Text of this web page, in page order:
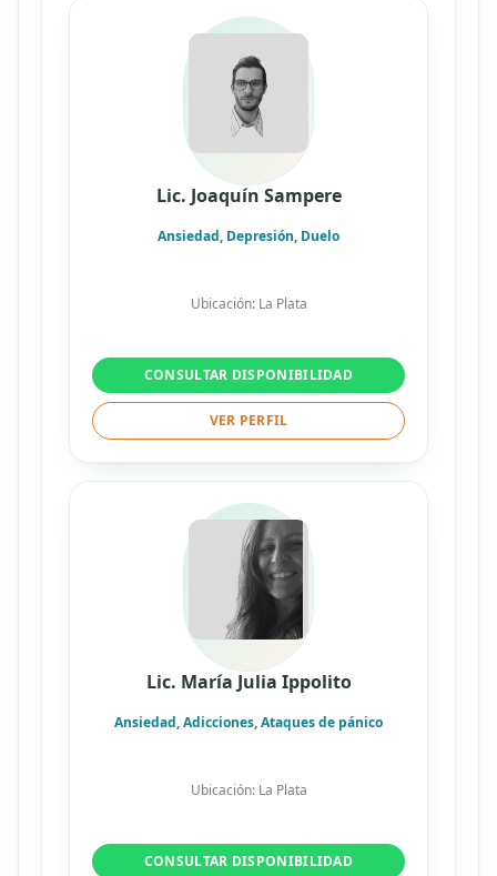
Lic. Joaquín Sampere
Ansiedad, Depresión, Duelo
Ubicación: La Plata
CONSULTAR DISPONIBILIDAD
VER PERFIL
Lic. María Julia Ippolito
Ansiedad, Adicciones, Ataques de pánico
Ubicación: La Plata
CONSULTAR DISPONIBILIDAD